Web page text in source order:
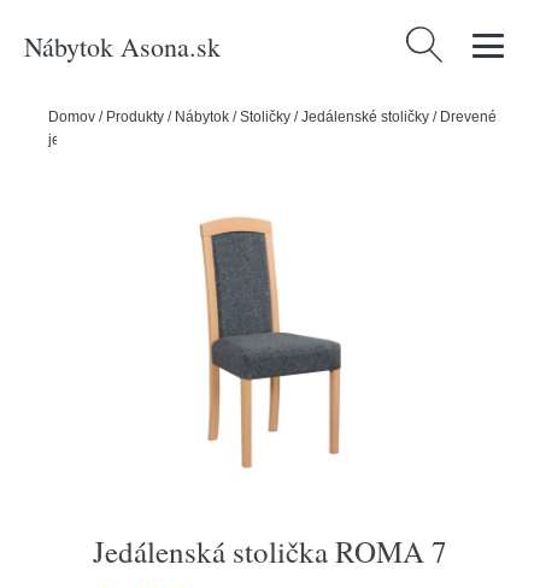
Nábytok Asona.sk Hľadať:
Domov / Produkty / Nábytok /Stoličky /Jedálenské stoličky / Drevené
jedálenské stoličky
Jedálenská stolička ROMA 7